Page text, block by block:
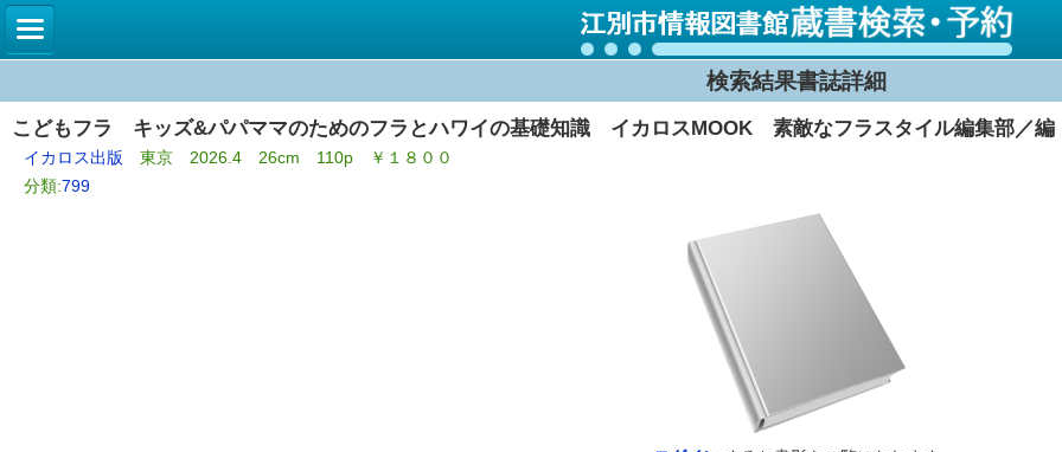
検索結果書誌詳細
こどもフラ キッズ&パパママのためのフラとハワイの基礎知識 イカロスMOOK 素敵なフラスタイル編集部／編
イカロス出版 東京 2026.4 26cm 110p ￥１８００
分類:799